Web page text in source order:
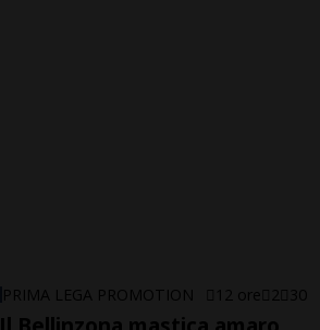
PRIMA LEGA PROMOTION 12 ore 2 30